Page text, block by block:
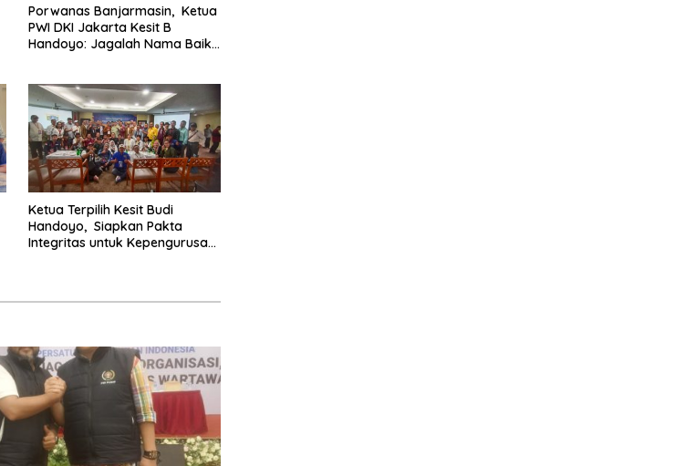
Porwanas Banjarmasin, Ketua
PWI DKI Jakarta Kesit B
Handoyo: Jagalah Nama Baik
Ketua Terpilih Kesit Budi
Handoyo, Siapkan Pakta
Integritas untuk Kepengurusan